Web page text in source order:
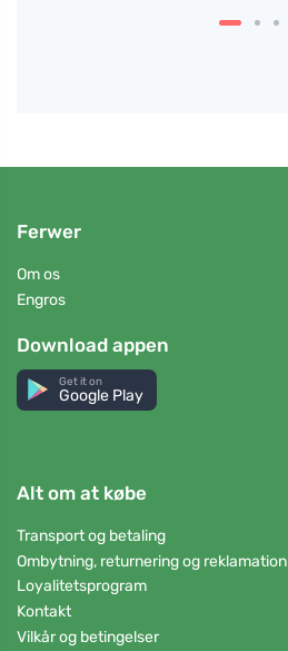
Ferwer
Om os
Engros
Download appen
Get it on
Google Play
Alt om at købe
Transport og betaling
Ombytning, returnering og reklamation
Loyalitetsprogram
Kontakt
Vilkår og betingelser